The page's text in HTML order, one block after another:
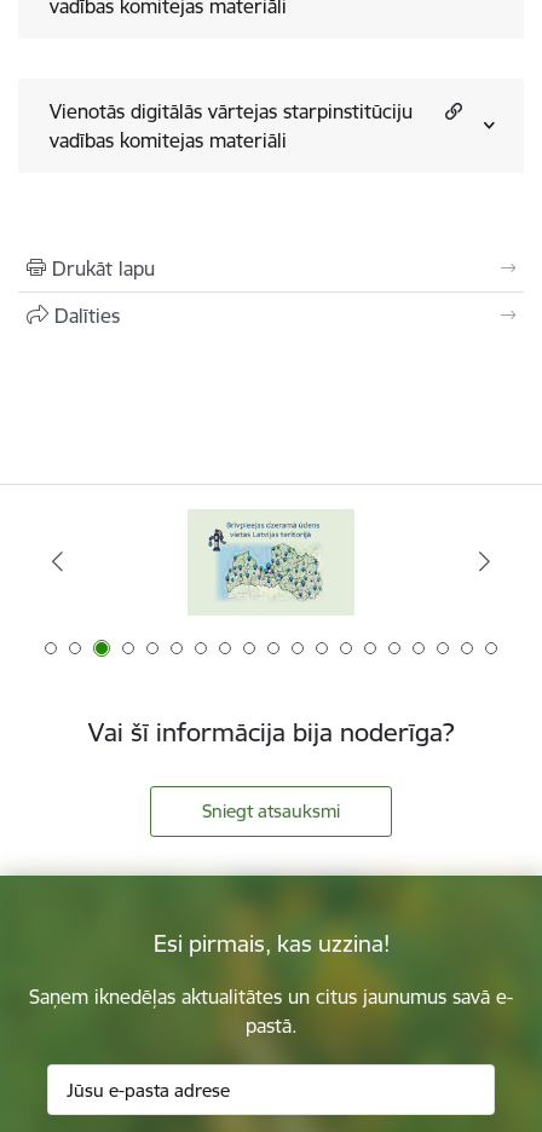
vadības komitejas materiāli
Vienotās digitālās vārtejas starpinstitūciju
vadības komitejas materiāli
Drukāt lapu
Dalīties
Vai šī informācija bija noderīga?
Sniegt atsauksmi
Esi pirmais, kas uzzina!
Saņem iknedēļas aktualitātes un citus jaunumus savā e-
pastā.